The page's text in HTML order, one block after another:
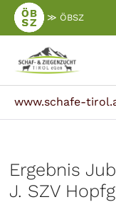
Zum
Hauptinhalt
≫ ÖBSZ
www.schafe-
Ergebnis
J. SZV